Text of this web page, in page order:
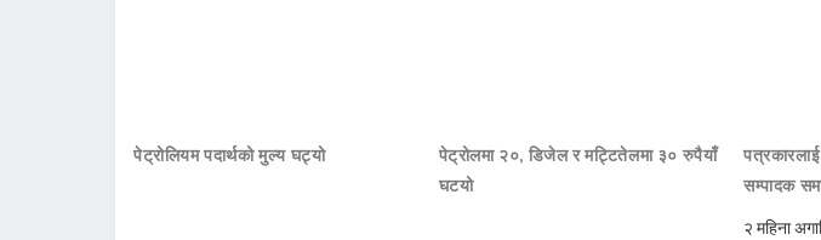
पेट्रोलियम पदार्थको मुल्य घट्यो
पेट्रोलमा २०, डिजेल र मट्टितेलमा ३० रुपैयाँ
घटयो
सम्पादक
२ महिना